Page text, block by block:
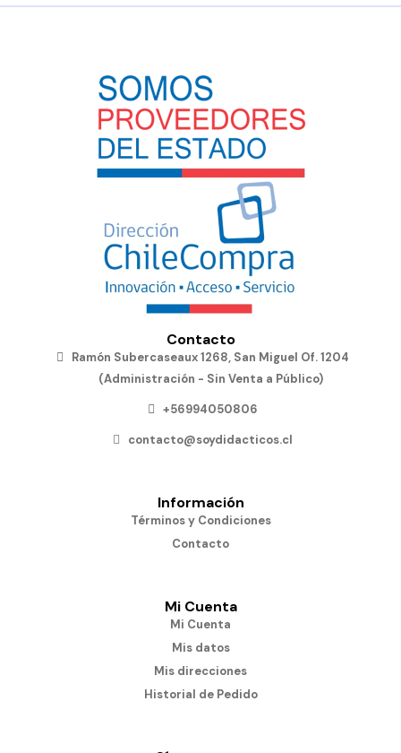
Contacto
Ramón Subercaseaux 1268, San Miguel Of. 1204
(Administración - Sin Venta a Público)
+56994050806
contacto@soydidacticos.cl
Información
Términos y Condiciones
Contacto
Mi Cuenta
Mi Cuenta
Mis datos
Mis direcciones
Historial de Pedido